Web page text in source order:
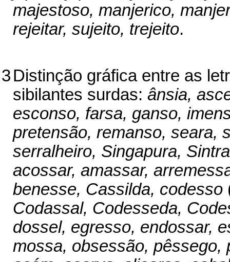
majestoso, manjerico,
rejeitar, sujeito, trejeito.
3Distinção gráfica entre as
sibilantes surdas: ânsia,
esconso, farsa, ganso,
pretensão, remanso, seara,
serralheiro, Singapura,
acossar, amassar,
benesse, Cassilda, codesso
Codassal, Codesseda,
dossel, egresso, endossar,
mossa, obsessão,